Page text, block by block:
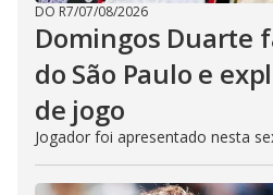
DO R7/07/08/2026
Domingos Duarte
do São Paulo e
de jogo
Jogador foi apresentado nesta